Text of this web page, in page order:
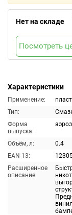
Характеристики
Применение:
Тип:
Форма
выпуска:
Объём, л:
0.4
EAN-13:
Расширенное
описание:
Нет на складе
Посмотреть